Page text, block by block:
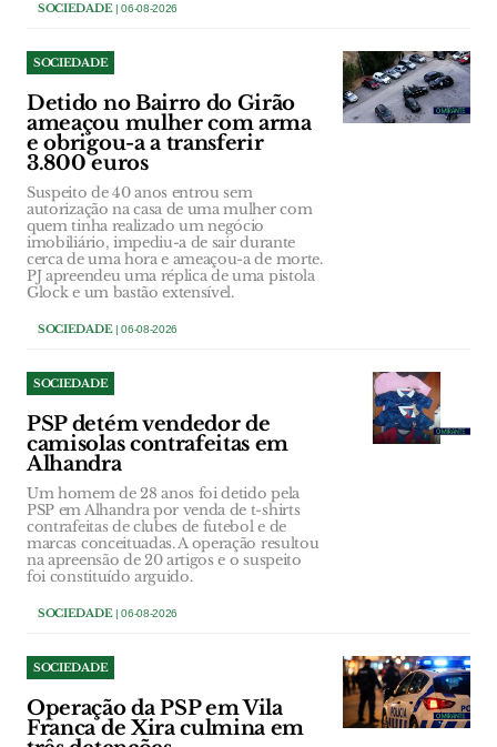
SOCIEDADE| 06-08-2026
SOCIEDADE
Detido no Bairro do Girão
ameaçou mulher com arma
e obrigou-a a transferir
3.800 euros
Suspeito de 40 anos entrou sem
autorização na casa de uma mulher com
quem tinha realizado um negócio
imobiliário, impediu-a de sair durante
cerca de uma hora e ameaçou-a de morte.
PJ apreendeu uma réplica de uma pistola
Glock e um bastão extensível.
SOCIEDADE| 06-08-2026
SOCIEDADE
PSP detém vendedor de
camisolas contrafeitas em
Alhandra
Um homem de 28 anos foi detido pela
PSP em Alhandra por venda de t-shirts
contrafeitas de clubes de futebol e de
marcas conceituadas. A operação resultou
na apreensão de 20 artigos e o suspeito
foi constituído arguido.
SOCIEDADE| 06-08-2026
SOCIEDADE
Operação da PSP em Vila
Franca de Xira culmina em